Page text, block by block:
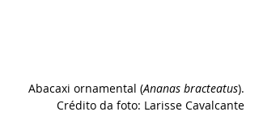
Abacaxi ornamental (Ananas bracteatus).
Crédito da foto: Larisse Cavalcante